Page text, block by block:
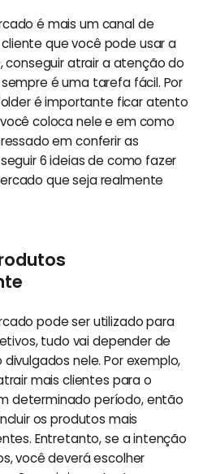
é mais um canal de
que você pode usar a
conseguir atrair a atenção do
é uma tarefa fácil. Por
é importante ficar atento
coloca nele e em como
em conferir as
6 ideias de como fazer
que seja realmente
pode ser utilizado para
tudo vai depender de
nele. Por exemplo,
mais clientes para o
determinado período, então
os produtos mais
Entretanto, se a intenção
você deverá escolher